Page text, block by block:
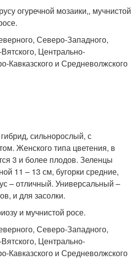
огуречной мозаики,, мучнистой
Северо-Западного,
Центрально-
Кавказского и Средневолжского
сильнорослый, с
Женского типа цветения, в
3 и более плодов. Зеленцы
11 – 13 см, бугорки средние,
– отличный. Универсальный –
и для засолки.
и мучнистой росе.
Северо-Западного,
Центрально-
Кавказского и Средневолжского